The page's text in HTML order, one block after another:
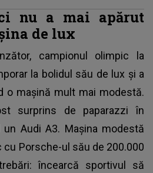
nu a mai apărut
de lux
campionul olimpic la
la bolidul său de lux și a
o mașină mult mai modestă.
surprins de paparazzi în
Audi A3. Mașina modestă
Porsche-ul său de 200.000
încearcă sportivul să